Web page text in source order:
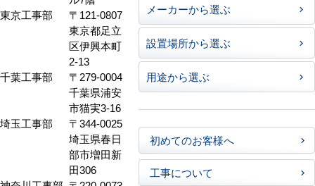
東京工事部
〒121-0807
東京都足立
区伊興本町
2-13
千葉工事部
〒279-0004
千葉県浦安
市猫実3-16
埼玉工事部
〒344-0025
埼玉県春日
部市増田新
田306
メーカーから選ぶ
設置場所から選ぶ
用途から選ぶ
初めてのお客様へ
工事について